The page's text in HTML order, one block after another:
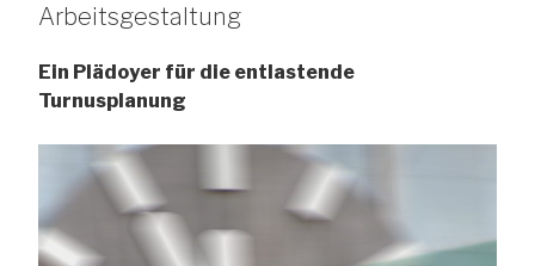
Arbeitsgestaltung
Ein Plädoyer für die entlastende
Turnusplanung